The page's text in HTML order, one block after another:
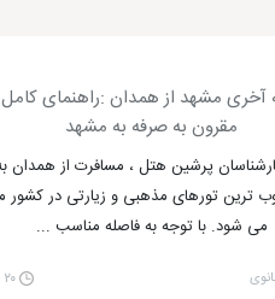
آخری مشهد از همدان :راهنمای
مقرون به صرفه به مشهد
پرشین هتل ، مسافرت از همدان
ترین تورهای مذهبی و زیارتی در
می شود. با توجه به فاصله مناسب ...
۲۰ شهریور ۰۴